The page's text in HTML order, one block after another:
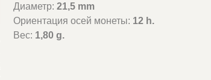
Диаметр:21,5 mm
Ориентация осей монеты: 12 h.
Вес: 1,80 g.